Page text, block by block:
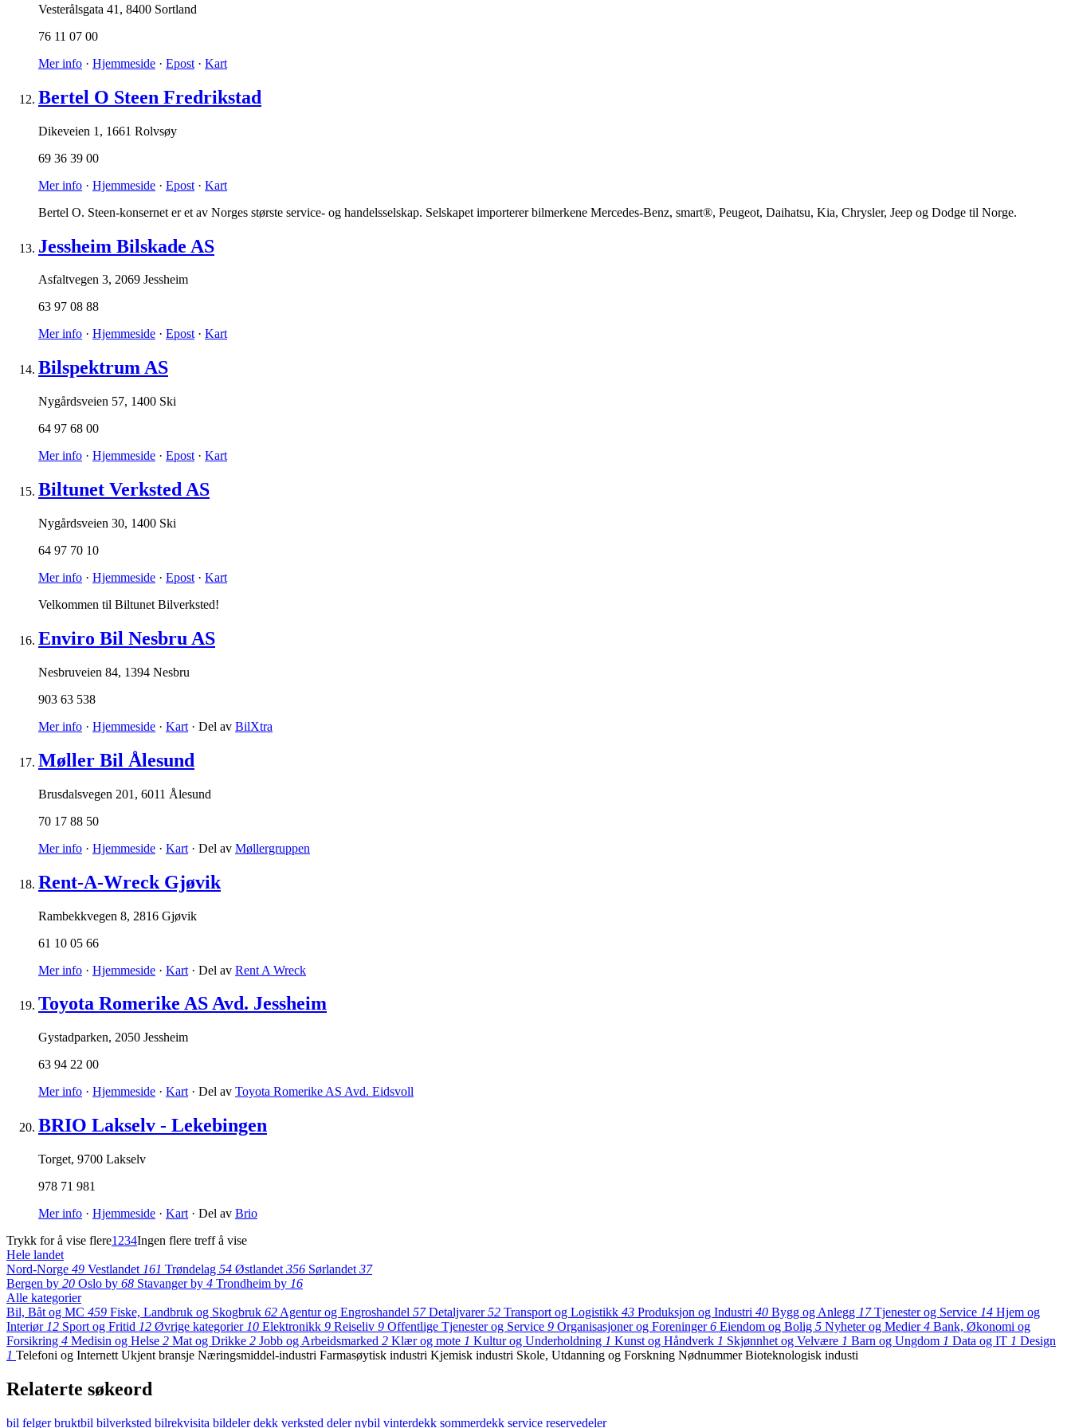
Vesterålsgata 41 , 8400 Sortland
76 11 07 00
Mer info · Hjemmeside · Epost · Kart
Bertel O Steen Fredrikstad
Dikeveien 1 , 1661 Rolvsøy
69 36 39 00
Mer info · Hjemmeside · Epost · Kart
Bertel O. Steen-konsernet er et av Norges største service- og handelsselskap. Selskapet importerer bilmerkene Mercedes-Benz, smart®, Peugeot, Daihatsu, Kia, Chrysler, Jeep og Dodge til Norge.
Jessheim Bilskade AS
Asfaltvegen 3, 2069 Jessheim
63 97 08 88
Mer info · Hjemmeside · Epost· Kart
Bilspektrum AS
Nygårdsveien 57, 1400 Ski
64 97 68 00
Mer info · Hjemmeside · Epost · Kart
Biltunet Verksted AS
Nygårdsveien 30, 1400 Ski
64 97 70 10
Mer info · Hjemmeside · Epost · Kart
Velkommen til Biltunet Bilverksted!
Enviro Bil Nesbru AS
Nesbruveien 84, 1394 Nesbru
903 63 538
Mer info · Hjemmeside · Kart · Del av BilXtra
Møller Bil Ålesund
Brusdalsvegen 201 , 6011 Ålesund
70 17 88 50
Mer info · Hjemmeside · Kart · Del av Møllergruppen
Rent-A-Wreck Gjøvik
Rambekkvegen 8, 2816 Gjøvik
61 10 05 66
Mer info · Hjemmeside · Kart · Del av Rent A Wreck
Toyota Romerike AS Avd. Jessheim
Gystadparken, 2050 Jessheim
63 94 22 00
Mer info · Hjemmeside · Kart · Del av Toyota Romerike AS Avd. Eidsvoll
BRIO Lakselv - Lekebingen
Torget, 9700 Lakselv
978 71 981
Mer info · Hjemmeside · Kart · Del av Brio
Trykk for å vise flere1 234Ingen flere treff å vise
Hele landet
Nord-Norge 49 Vestlandet 161 Trøndelag 54 Østlandet 356 Sørlandet 37
Bergen by 20 Oslo by 68 Stavanger by 4 Trondheim by 16
Alle kategorier
Bil, Båt og MC 459 Fiske, Landbruk og Skogbruk 62 Agentur og Engroshandel 57 Detaljvarer52 Transport og Logistikk 43 Produksjon og Industri 40 Bygg og Anlegg 17 Tjenester og Service 14 Hjem og
Interiør 12 Sport og Fritid 12 Øvrige kategorier 10 Elektronikk 9 Reiseliv 9 Offentlige Tjenester og Service 9 Organisasjoner og Foreninger6 Eiendom og Bolig 5 Nyheter og Medier4 Bank, Økonomi og
Forsikring 4 Medisin og Helse 2 Mat og Drikke 2 Jobb og Arbeidsmarked 2 Klær og mote 1 Kultur og Underholdning 1 Kunst og Håndverk 1 Skjønnhet og Velvære 1 Barn og Ungdom 1 Data og IT 1 Design
1 Telefoni og Internett Ukjent bransje Næringsmiddel-industri Farmasøytisk industri Kjemisk industri Skole, Utdanning og Forskning NødnummerBioteknologisk industi
Relaterte søkeord
bil felgerbruktbil bilverksted bilrekvisita bildelerdekk verksted delernybil vinterdekk sommerdekk service reservedeler